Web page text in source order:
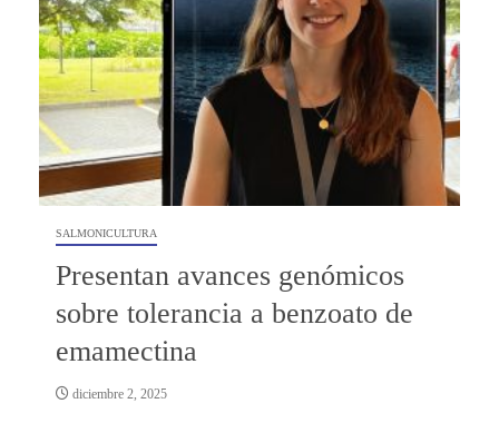
SALMONICULTURA
Presentan avances genómicos
sobre tolerancia a benzoato de
emamectina
diciembre 2, 2025